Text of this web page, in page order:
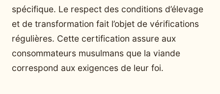
spécifique. Le respect des conditions d’élevage
et de transformation fait l’objet de vérifications
régulières. Cette certification assure aux
consommateurs musulmans que la viande
correspond aux exigences de leur foi.